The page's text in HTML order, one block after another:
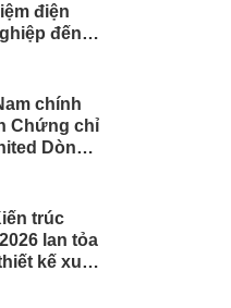
điện
đến
chính
Chứng chỉ
Dòng
trúc
lan tỏa
kế xuất